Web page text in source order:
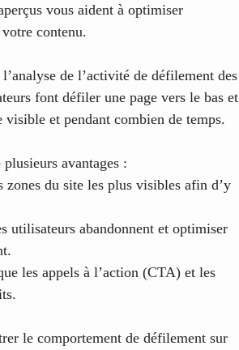
vous aident à optimiser
contenu.
de l’activité de défilement des
font défiler une page vers le bas et
visible et pendant combien de temps.
avantages :
zones du site les plus visibles afin d’y
utilisateurs abandonnent et optimiser
les appels à l’action (CTA) et les
le comportement de défilement sur